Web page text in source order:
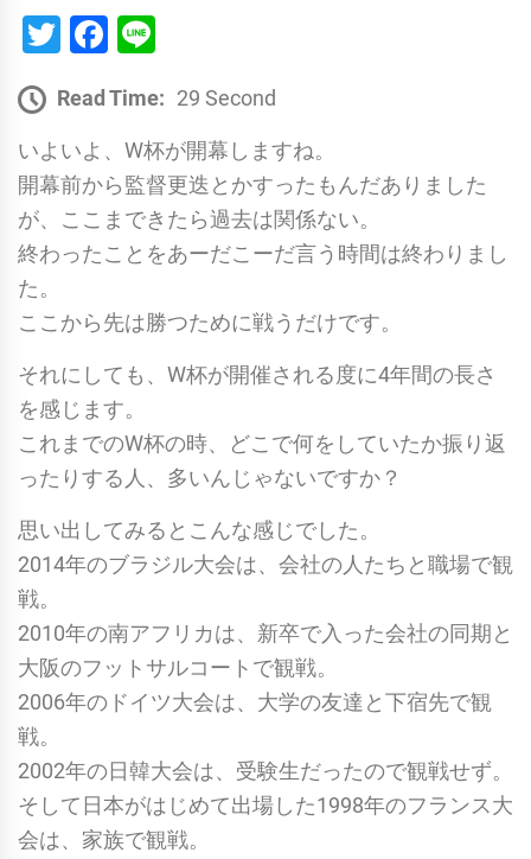
TwitterFacebook
Read Time: 29 Second
いよいよ、W杯が開幕しますね。
開幕前から監督更迭とかすったもんだありました
が、ここまできたら過去は関係ない。
終わったことをあーだこーだ言う時間は終わりまし
た。
ここから先は勝つために戦うだけです。
それにしても、W杯が開催される度に4年間の長さ
を感じます。
これまでのW杯の時、どこで何をしていたか振り返
ったりする人、多いんじゃないですか？
思い出してみるとこんな感じでした。
2014年のブラジル大会は、会社の人たちと職場で観
戦。
2010年の南アフリカは、新卒で入った会社の同期と
大阪のフットサルコートで観戦。
2006年のドイツ大会は、大学の友達と下宿先で観
戦。
2002年の日韓大会は、受験生だったので観戦せず。
そして日本がはじめて出場した1998年のフランス大
会は、家族で観戦。